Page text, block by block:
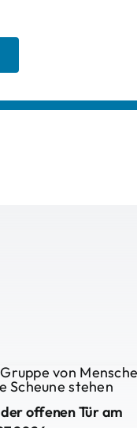
offenen Tür am